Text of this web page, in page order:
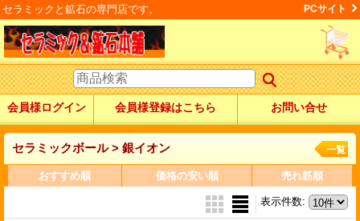
セラミックと鉱石の専門店です。 PCサイト
会員様ログイン 会員様登録はこちら お問い合せ
セラミックボール > 銀イオン 一覧
おすすめ順 価格の安い順 売れ筋順
表示件数: